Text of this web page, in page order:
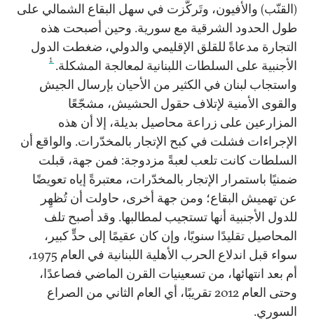
(القنّب) والأفيون، وتَركَّزت في سهل البقاع الشمالي على
طول الحدود الشرقية مع سورية. وحين أصبحت هذه
التجارة مدعاةً للقلق الإقليمي والدولي، ضغطت الدول
الأجنبية على السلطات اللبنانية لمعالجة المشكلة. 1
واستجاب لبنان في الكثير من الأحيان بإرسال الجيش
والقوى الأمنية لإتلاف حقول الحشيش، مشجّعًا
المزارعين على زراعة محاصيل بديلة، إلا أن هذه
الإجراءات فشلت في كبح الإتجار بالمخدّرات. والواقع أن
السلطات كانت تلعب لعبةً مزدوجة: فمن جهة، قبلت
ضمنيًا باستمرار الإتجار بالمخدّرات، معتبرةً إياه تعويضًا
عن تهميش البقاع؛ ومن جهة أخرى، حاولت أن تُظهِر
للدول الأجنبية أنها تستجيب لمطالبها. وقد أصبح تلف
المحاصيل تقليدًا سنويًا، وإن كان عقيمًا إلى حدٍّ كبير،
سواء قبل اندلاع الحرب الأهلية اللبنانية في العام 1975،
أم بعد انتهائها، من تسعينيات القرن الماضي فصاعدًا،
وحتى العام 2012 تقريبًا، أي العام الثاني من الصراع
السوري.